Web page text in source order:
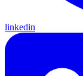
linkedin